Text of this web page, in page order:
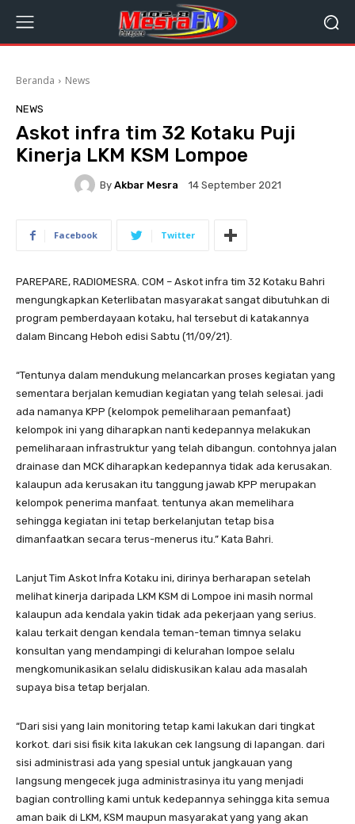
Beranda News
NEWS
Askot infra tim 32 Kotaku Puji
Kinerja LKM KSM Lompoe
By Akbar Mesra 14 September 2021
Facebook Twitter
PAREPARE, RADIOMESRA. COM – Askot infra tim 32 Kotaku Bahri
mengungkapkan Keterlibatan masyarakat sangat dibutuhkan di
program pemberdayaan kotaku, hal tersebut di katakannya
dalam Bincang Heboh edisi Sabtu (11/09/21).
“Tentunya dalam mendukung melancarkan proses kegiatan yang
sementara berjalan kemudian kegiatan yang telah selesai. jadi
ada namanya KPP (kelompok pemeliharaan pemanfaat)
kelompok ini yang diharapkan nanti kedepannya melakukan
pemeliharaan infrastruktur yang telah dibangun. contohnya jalan
drainase dan MCK diharapkan kedepannya tidak ada kerusakan.
kalaupun ada kerusakan itu tanggung jawab KPP merupakan
kelompok penerima manfaat. tentunya akan memelihara
sehingga kegiatan ini tetap berkelanjutan tetap bisa
dimanfaatkan secara terus-menerus itu.” Kata Bahri.
Lanjut Tim Askot Infra Kotaku ini, dirinya berharapan setelah
melihat kinerja daripada LKM KSM di Lompoe ini masih normal
kalaupun ada kendala yakin tidak ada pekerjaan yang serius.
kalau terkait dengan kendala teman-teman timnya selaku
konsultan yang mendampingi di kelurahan lompoe selalu
mengkomunikasikan selalu didiskusikan kalau ada masalah
supaya bisa tetap berjalan.
“Dari sisi yang lain monitoring tetap kami lakukan dari tingkat
korkot. dari sisi fisik kita lakukan cek langsung di lapangan. dari
sisi administrasi ada yang spesial untuk jangkauan yang
langsung mengecek juga administrasinya itu yang menjadi
bagian controlling kami untuk kedepannya sehingga kita semua
aman baik di LKM, KSM maupun masyarakat yang yang akan